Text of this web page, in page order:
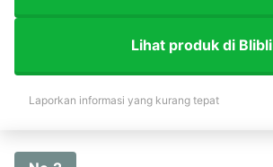
Lihat produk di Blibli
Laporkan informasi yang kurang tepat